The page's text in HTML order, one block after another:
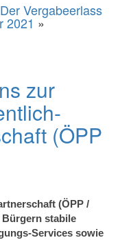
Vergabeerlass
2021 »
zur
(ÖPP
(ÖPP /
Bürgern stabile
Services sowie